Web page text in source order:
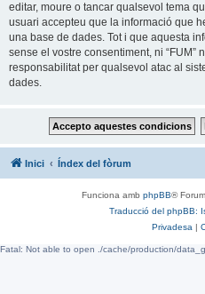
editar, moure o tancar qualsevol tema
usuari accepteu que la informació que
una base de dades. Tot i que aquesta
sense el vostre consentiment, ni “FUM”
responsabilitat per qualsevol atac al
dades.
Inici Índex del fòrum
Funciona amb phpBB®
Traducció del phpBB:
Privadesa |
Fatal: Not able to open ./cache/production/